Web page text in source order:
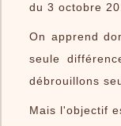
Le Village
Infos
Le livre
du 3 octobre
On apprend
seule
débrouillons
Mais l'objectif